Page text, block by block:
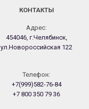
КОНТАКТЫ
Адрес:
454046, г.Челябинск,
ул.Новороссийская 122
Телефон:
+7(999)582-76-84
+7 800 350 79 36